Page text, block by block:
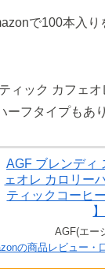
で100本入り
ィック カフェ
ーフタイプもあ
AGF ブレンディ
ェオレ カロリー
ティックコーヒ
】
AGF(エー
の商品レビュー・